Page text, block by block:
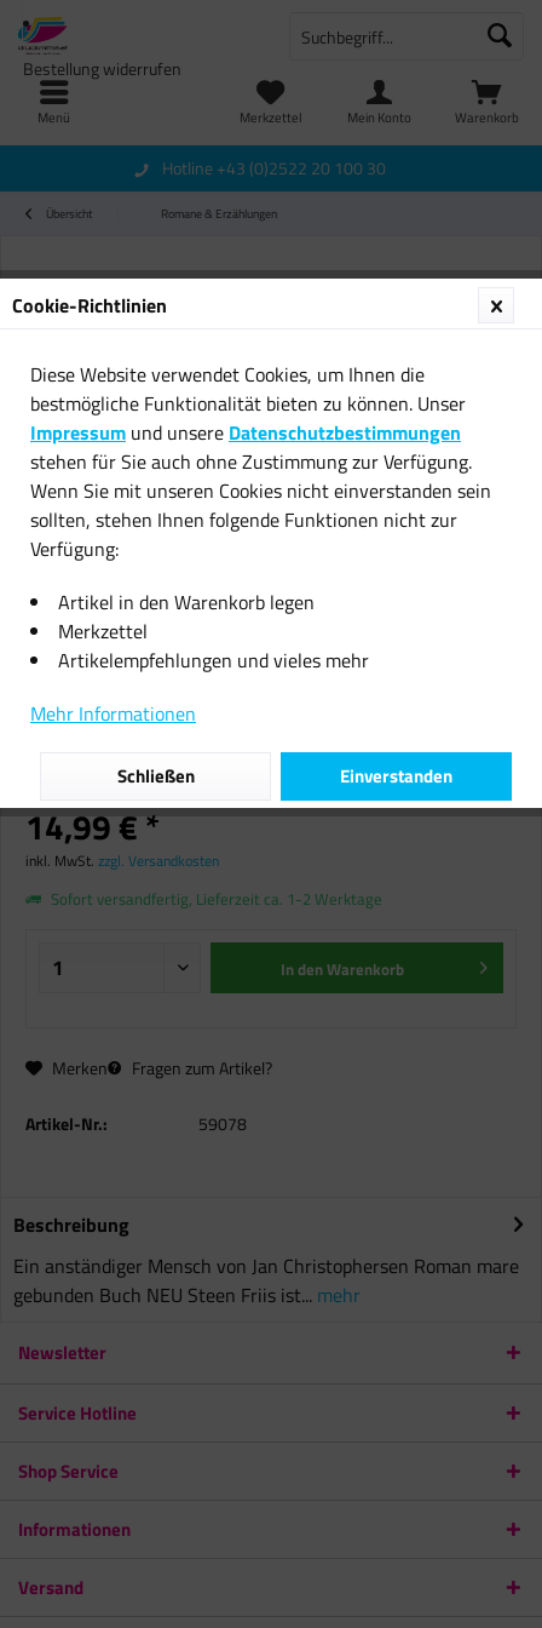
Menü Warenkorb
Merkzettel
Bestellung widerrufen
Mein Konto
Hotline +43 (0)2522 20 100 30
Übersicht Romane & Erzählungen
Ein anständiger Mensch von Jan
Christophersen Roman mare
gebunden Buch NEU
14,99 € *
inkl. MwSt. zzgl. Versandkosten
Sofort versandfertig, Lieferzeit ca. 1-2 Werktage
In denWarenkorb
Merken Fragen zum Artikel?
Artikel-Nr.: 59078
Beschreibung
Ein anständiger Mensch von Jan Christophersen Roman mare
gebunden Buch NEU Steen Friis ist... mehr
Newsletter
Service Hotline
Shop Service
Informationen
Versand
Cookie-Richtlinien
Diese Website verwendet Cookies, um Ihnen die
bestmögliche Funktionalität bieten zu können. Unser
Impressum und unsere Datenschutzbestimmungen
stehen für Sie auch ohne Zustimmung zur Verfügung.
Wenn Sie mit unseren Cookies nicht einverstanden sein
sollten, stehen Ihnen folgende Funktionen nicht zur
Verfügung:
Artikel in den Warenkorb legen
Merkzettel
Artikelempfehlungen und vieles mehr
Mehr Informationen
Einverstanden
Schließen